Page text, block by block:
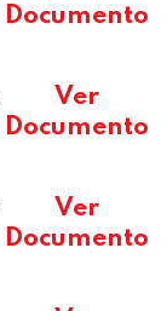
Documento
Ver
Documento
Ver
Documento